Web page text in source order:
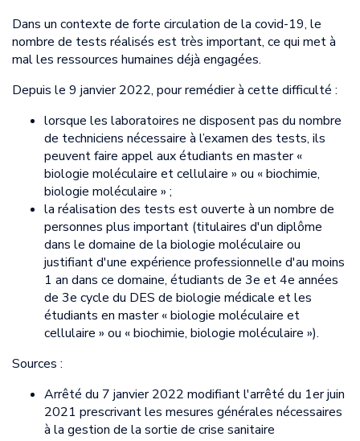
Dans un contexte de forte circulation de la covid-19, le
nombre de tests réalisés est très important, ce qui met à
mal les ressources humaines déjà engagées.
Depuis le 9 janvier 2022, pour remédier à cette difficulté :
lorsque les laboratoires ne disposent pas du nombre
de techniciens nécessaire à l’examen des tests, ils
peuvent faire appel aux étudiants en master «
biologie moléculaire et cellulaire » ou « biochimie,
biologie moléculaire » ;
la réalisation des tests est ouverte à un nombre de
personnes plus important (titulaires d'un diplôme
dans le domaine de la biologie moléculaire ou
justifiant d'une expérience professionnelle d'au moins
1 an dans ce domaine, étudiants de 3e et 4e années
de 3e cycle du DES de biologie médicale et les
étudiants en master « biologie moléculaire et
cellulaire » ou « biochimie, biologie moléculaire »).
Sources :
Arrêté du 7 janvier 2022 modifiant l'arrêté du 1er juin
2021 prescrivant les mesures générales nécessaires
à la gestion de la sortie de crise sanitaire